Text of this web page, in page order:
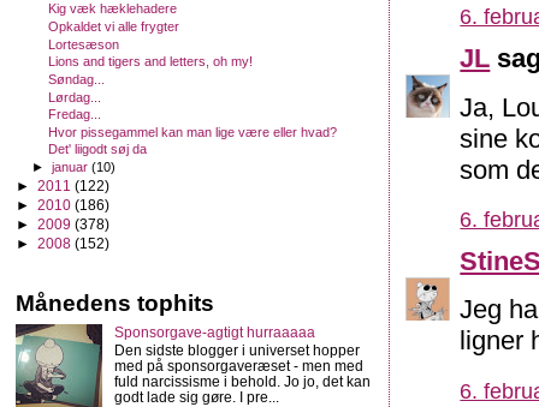
6.
JL
Ja,
sine
som
6.
Jeg
ligner
6.
Kig væk hæklehadere
Opkaldet vi alle frygter
Lortesæson
Lions and tigers and letters, oh my!
Søndag...
Lørdag...
Fredag...
Hvor pissegammel kan man lige være eller hvad?
Det' liigodt søj da
►januar(10)
► 2011 (122)
► 2010 (186)
► 2009 (378)
► 2008 (152)
Månedens tophits
Sponsorgave-agtigt hurraaaaa
Den sidste blogger i universet hopper
med på sponsorgaveræset - men med
fuld narcissisme i behold. Jo jo, det kan
godt lade sig gøre. I pre...